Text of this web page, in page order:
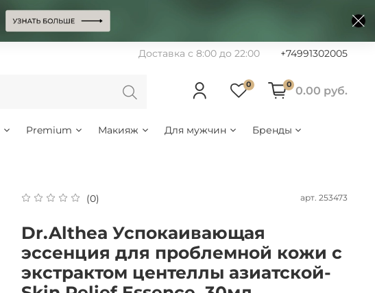
Доставка с 8:00 до 22:00 +74991302005
0 0 0.00 руб.
Premium Макияж Для мужчин Бренды
(0) арт. 253473
Dr.Althea Успокаивающая
эссенция для проблемной кожи с
экстрактом центеллы азиатской-